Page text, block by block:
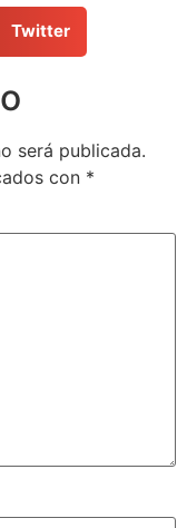
Twitter
será publicada.
con *